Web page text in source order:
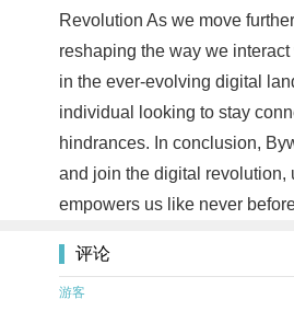
Revolution As we move
reshaping the way we
in the ever-evolving digital
individual looking to stay
hindrances. In conclusion,
and join the digital revolution,
empowers us like never
评论
游客